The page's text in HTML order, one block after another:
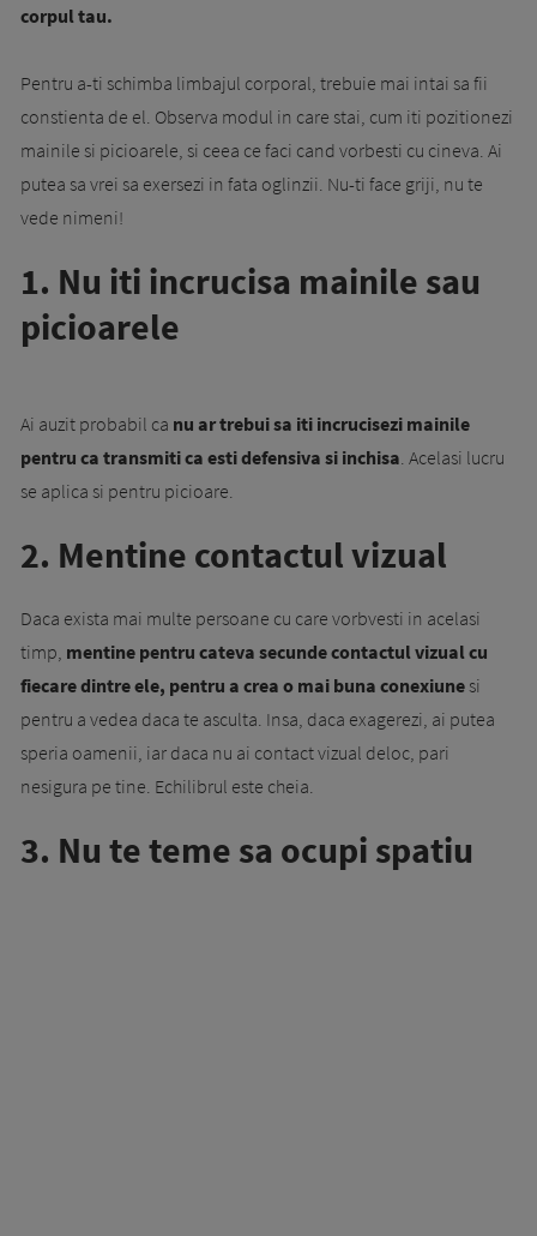
corpul tau.
Pentru a-ti schimba limbajul corporal, trebuie mai intai sa fii
constienta de el. Observa modul in care stai, cum iti pozitionezi
mainile si picioarele, si ceea ce faci cand vorbesti cu cineva. Ai
putea sa vrei sa exersezi in fata oglinzii. Nu-ti face griji, nu te
vede nimeni!
1. Nu iti incrucisa mainile sau
picioarele
Ai auzit probabil ca nu ar trebui sa iti incrucisezi mainile
pentru ca transmiti ca esti defensiva si inchisa. Acelasi lucru
se aplica si pentru picioare.
2. Mentine contactul vizual
Daca exista mai multe persoane cu care vorbvesti in acelasi
timp, mentine pentru cateva secunde contactul vizualcu
fiecare dintre ele, pentru a crea o mai buna conexiunesi
pentru a vedea daca te asculta. Insa, daca exagerezi, ai putea
speria oamenii, iar daca nu ai contact vizual deloc, pari
nesigura pe tine. Echilibrul este cheia.
3. Nu te teme sa ocupi spatiu